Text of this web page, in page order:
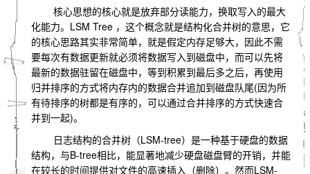
核心思想的核心就是放弃部分读能力，换取写入的最大
化能力。LSM Tree ，这个概念就是结构化合并树的意思，它
的核心思路其实非常简单，就是假定内存足够大，因此不需
要每次有数据更新就必须将数据写入到磁盘中，而可以先将
最新的数据驻留在磁盘中，等到积累到最后多之后，再使用
归并排序的方式将内存内的数据合并追加到磁盘队尾(因为所
有待排序的树都是有序的，可以通过合并排序的方式快速合
并到一起)。
日志结构的合并树（LSM-tree）是一种基于硬盘的数据
结构，与B-tree相比，能显著地减少硬盘磁盘臂的开销，并能
在较长的时间提供对文件的高速插入（删除）。然而LSM-